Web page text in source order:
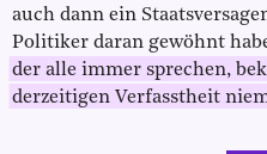
auch dann ein
Politiker daran gewöhnt
der alle immer sprechen,
derzeitigen Verfasstheit